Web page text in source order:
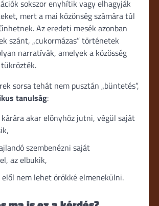
sokszor enyhítik vagy elhagyják
mert a mai közönség számára túl
Az eredeti mesék azonban
szánt, „cukormázas” történetek
narratívák, amelyek a közösség
sorsa tehát nem pusztán „büntetés”,
tanulság:
akar előnyhöz jutni, végül saját
szembenézni saját
az elbukik,
elől nem lehet örökké elmenekülni.